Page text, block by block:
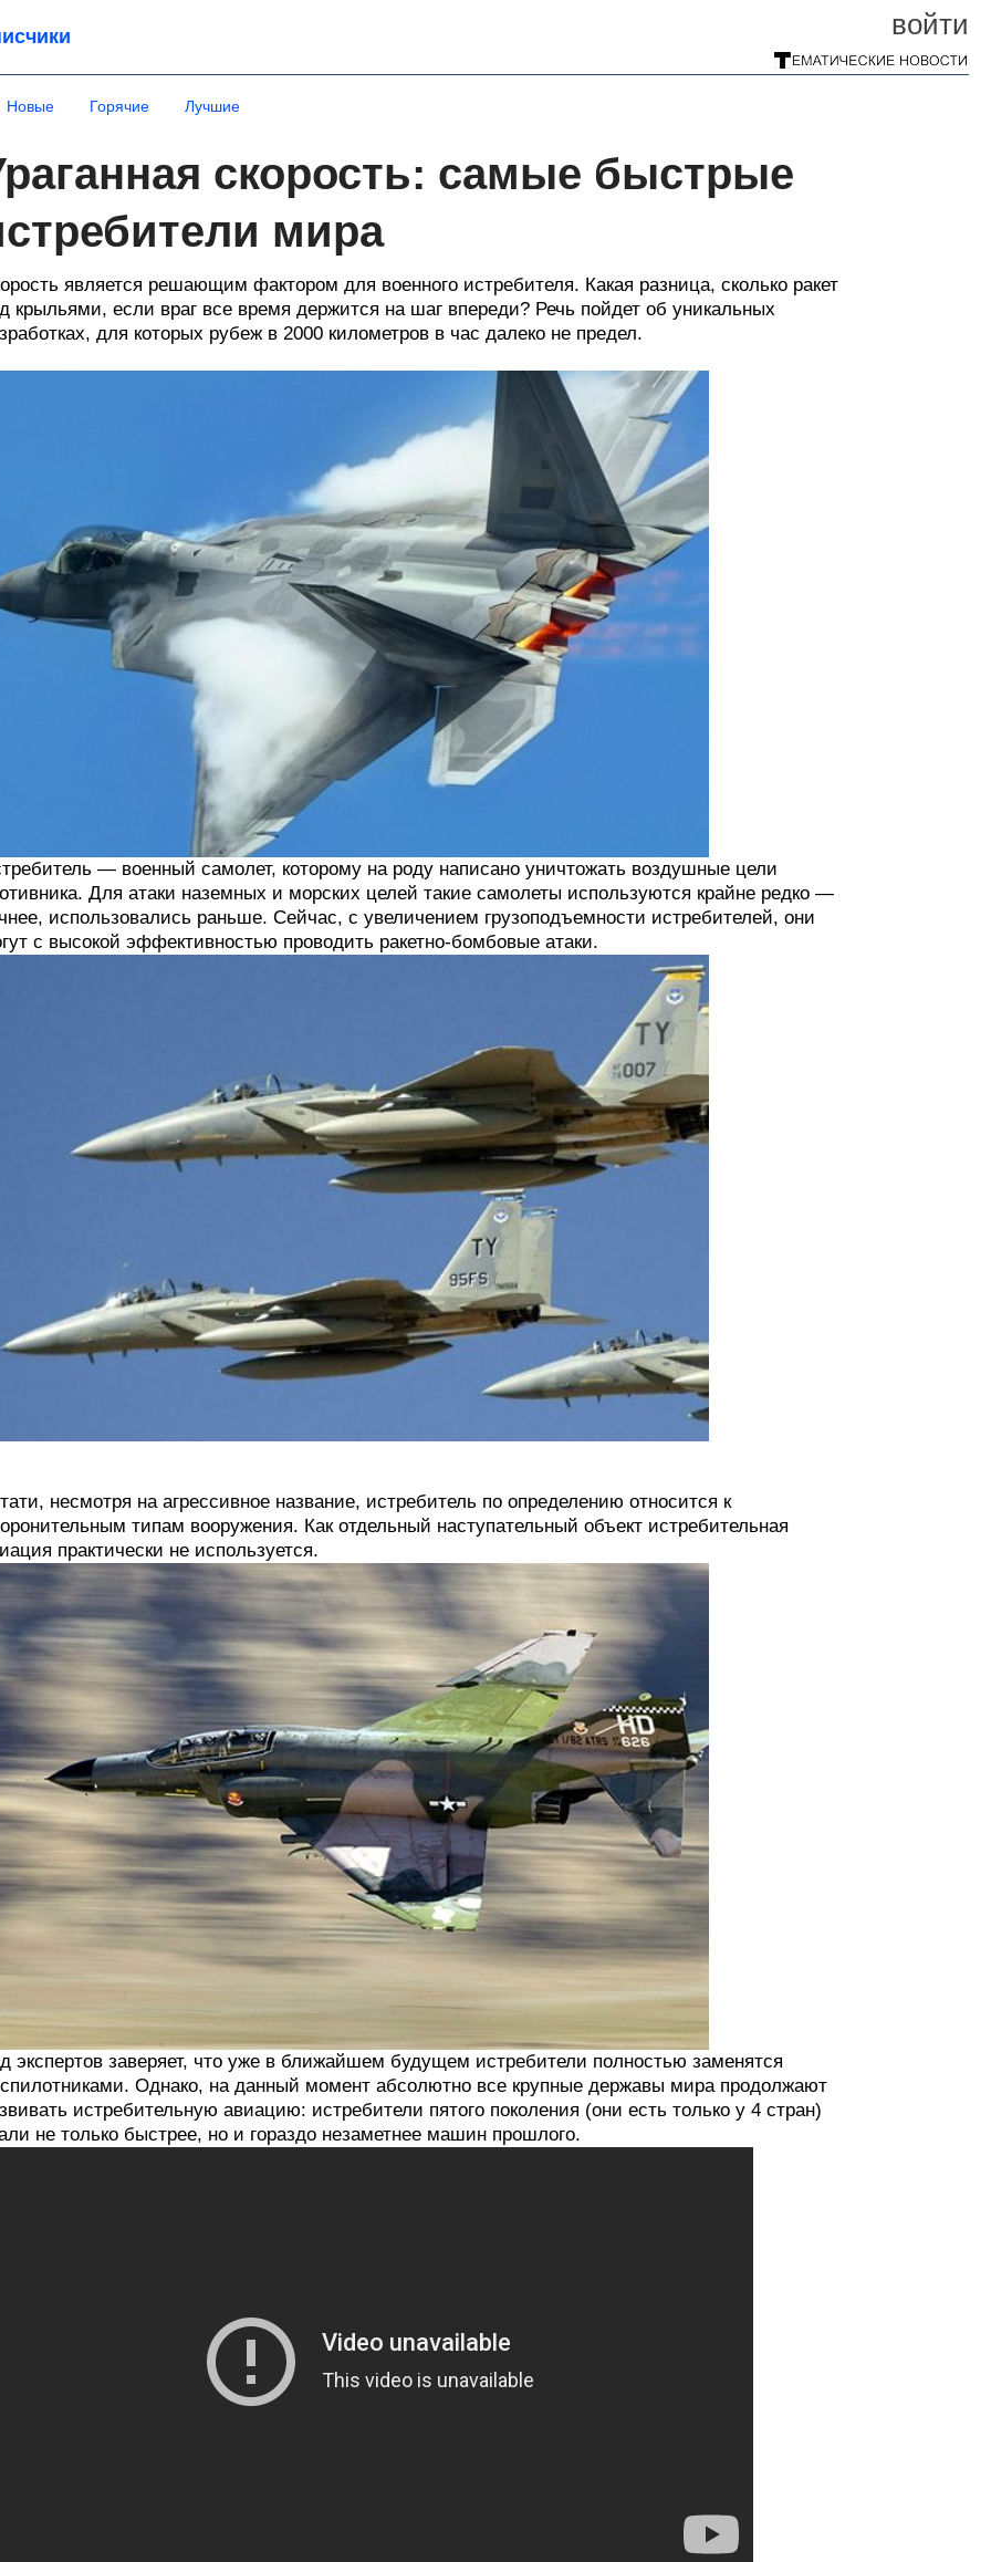
войти
Новые Горячие Лучшие
скорость: самые быстрые
мира
является решающим фактором для военного истребителя. Какая разница, сколько ракет
крыльями, если враг все время держится на шаг впереди? Речь пойдет об уникальных
для которых рубеж в 2000 километров в час далеко не предел.
— военный самолет, которому на роду написано уничтожать воздушные цели
Для атаки наземных и морских целей такие самолеты используются крайне редко —
использовались раньше. Сейчас, с увеличением грузоподъемности истребителей, они
с высокой эффективностью проводить ракетно-бомбовые атаки.
несмотря на агрессивное название, истребитель по определению относится к
типам вооружения. Как отдельный наступательный объект истребительная
практически не используется.
экспертов заверяет, что уже в ближайшем будущем истребители полностью заменятся
Однако, на данный момент абсолютно все крупные державы мира продолжают
истребительную авиацию: истребители пятого поколения (они есть только у 4 стран)
не только быстрее, но и гораздо незаметнее машин прошлого.